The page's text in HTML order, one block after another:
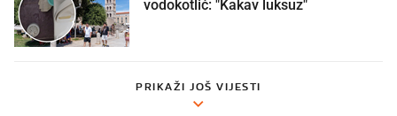
vodokotlić: "Kakav luksuz"
PRIKAŽI JOŠ VIJESTI